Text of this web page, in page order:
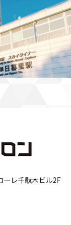
レ千駄木ビル2F